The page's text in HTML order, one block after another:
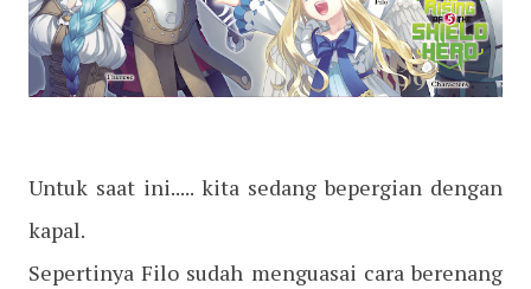
Untuk saat ini..... kita sedang bepergian dengan
kapal.
Sepertinya Filo sudah menguasai cara berenang